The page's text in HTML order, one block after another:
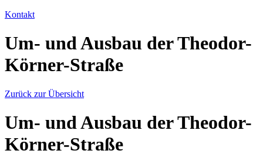
Kontakt
Um- und Ausbau der Theodor-
Körner-Straße
Zurück zur Übersicht
Um- und Ausbau der Theodor-
Körner-Straße